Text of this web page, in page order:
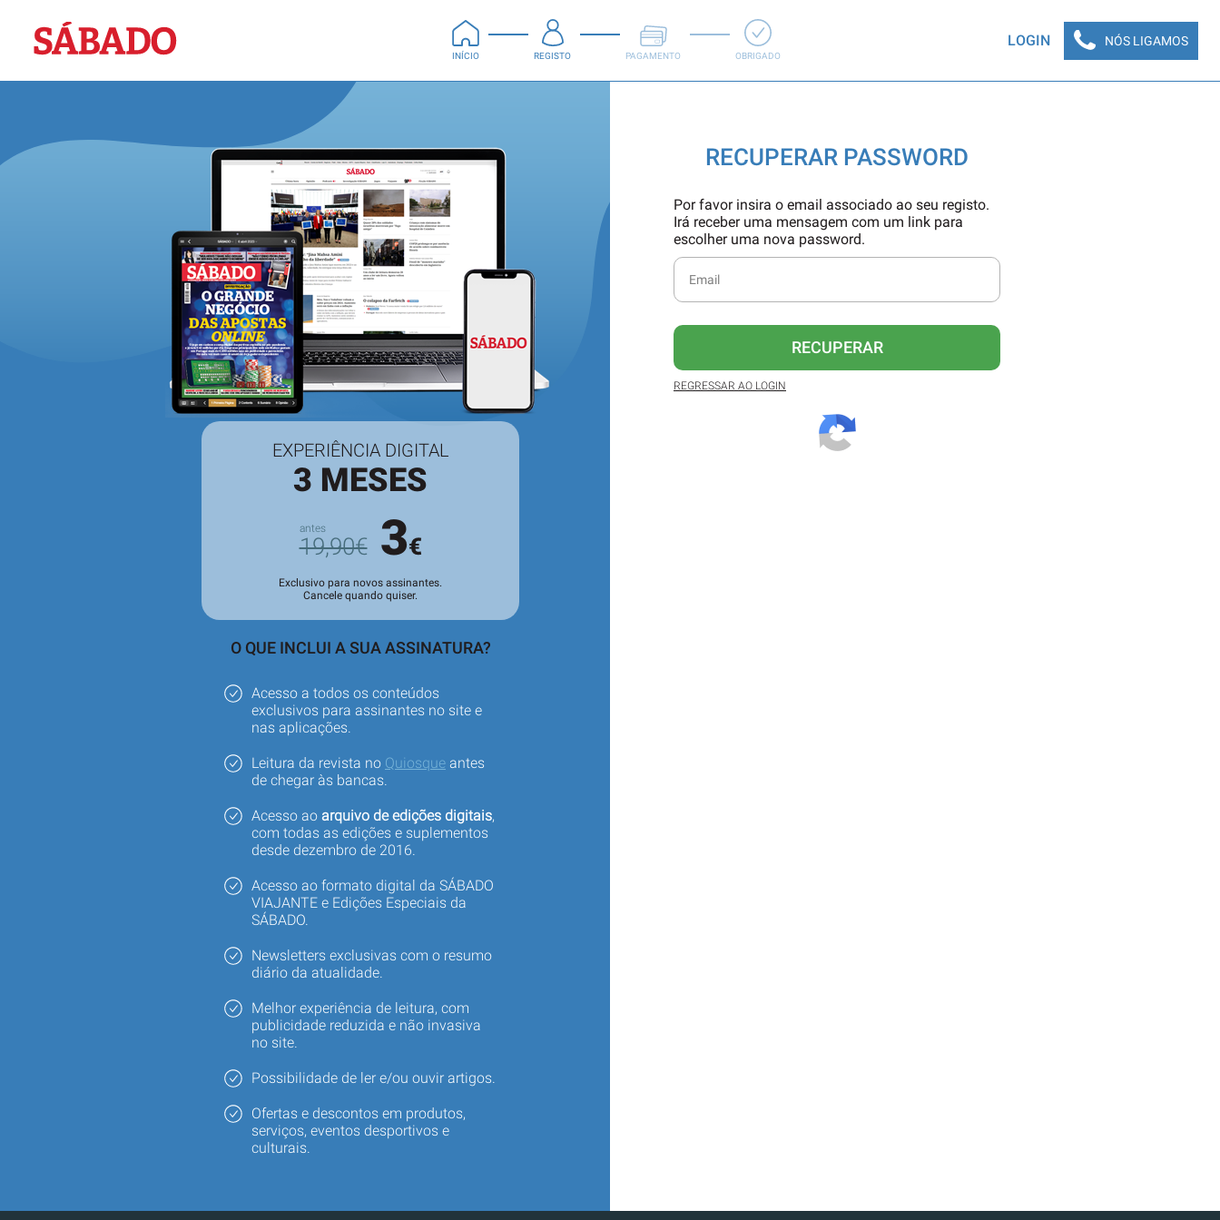
Sábado
INÍCIO REGISTO PAGAMENTO OBRIGADO
LOGIN NÓS LIGAMOS
EXPERIÊNCIA DIGITAL
3 MESES
19,90€ 3€
Exclusivo para novos assinantes.
Cancele quando quiser.
O QUE INCLUI A SUA ASSINATURA?
Acesso a todos os conteúdos
exclusivos para assinantes no site e
nas aplicações.
Leitura da revista no Quiosque antes
de chegar às bancas.
Acesso ao arquivo de edições digitais,
com todas as edições e suplementos
desde dezembro de 2016.
Acesso ao formato digital da SÁBADO
VIAJANTE e Edições Especiais da
SÁBADO.
Newsletters exclusivas com o resumo
diário da atualidade.
Melhor experiência de leitura, com
publicidade reduzida e não invasiva
no site.
Possibilidade de ler e/ou ouvir artigos.
Ofertas e descontos em produtos,
serviços, eventos desportivos e
culturais.
RECUPERAR PASSWORD
Por favor insira o email associado ao seu registo.
Irá receber uma mensagem com um link para
escolher uma nova password.
RECUPERAR
REGRESSAR AO LOGIN